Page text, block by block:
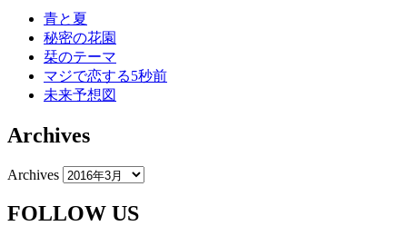
青と夏
秘密の花園
栞のテーマ
マジで恋する5秒前
未来予想図
Archives
Archives
FOLLOW US